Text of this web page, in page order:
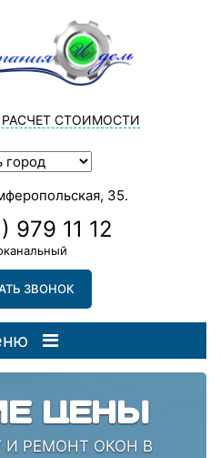
РАСЧЕТ СТОИМОСТИ
35.
979 11 12
ЗВОНОК
ЦЕНЫ
И РЕМОНТ ОКОН В